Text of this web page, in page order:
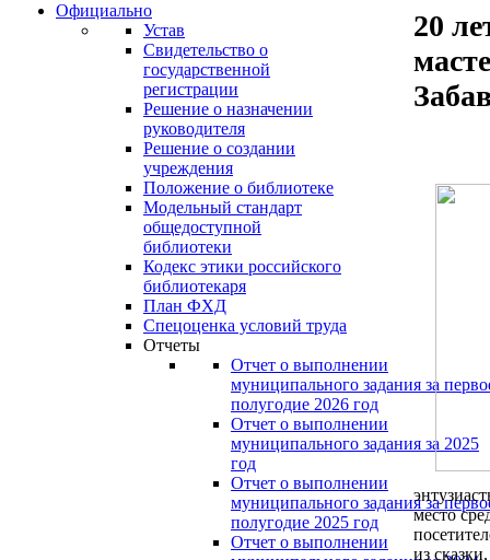
Официально
Устав
Свидетельство о
государственной
регистрации
Решение о назначении
руководителя
Решение о создании
учреждения
Положение о библиотеке
Модельный стандарт
общедоступной
библиотеки
Кодекс этики российского
библиотекаря
План ФХД
Спецоценка условий труда
Отчеты
Отчет о выполнении
муниципального задания за
полугодие 2026 год
Отчет о выполнении
муниципального задания за 2025
год
Отчет о выполнении
муниципального задания за
полугодие 2025 год
Отчет о выполнении
20
место
из